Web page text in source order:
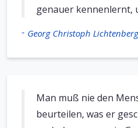
genauer kennenlernt,
- Georg Christoph Lichtenberg
Man muß nie den
beurteilen, was er